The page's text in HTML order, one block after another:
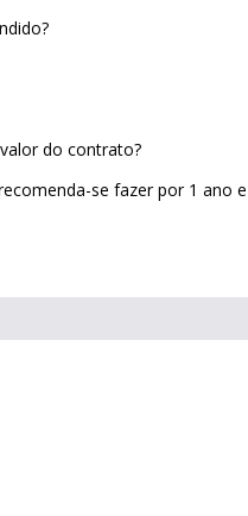
do contrato?
se fazer por 1